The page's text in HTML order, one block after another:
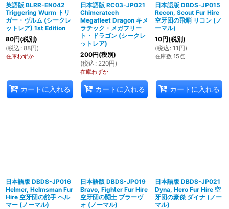
英語版 BLRR-EN042
Triggering Wurm トリ
ガー・ヴルム (シークレ
ットレア) 1st Edition
80円(税別)
(税込 : 88円)
在庫わずか
カートに入れる
日本語版 RC03-JP021
Chimeratech
Megafleet Dragon キメ
ラテック・メガフリー
ト・ドラゴン (シークレ
ットレア)
200円(税別)
(税込 : 220円)
在庫わずか
カートに入れる
日本語版 DBDS-JP015
Recon, Scout Fur Hire
空牙団の飛哨 リコン (ノ
ーマル)
10円(税別)
(税込 : 11 円)
在庫数 15点
カートに入れる
日本語版 DBDS-JP016
Helmer, Helmsman Fur
Hire 空牙団の舵手 ヘル
マー (ノーマル)
日本語版 DBDS-JP019
Bravo, Fighter Fur Hire
空牙団の闘士 ブラーヴ
ォ (ノーマル)
日本語版 DBDS-JP021
Dyna, Hero Fur Hire 空
牙団の豪傑 ダイナ (ノー
マル)